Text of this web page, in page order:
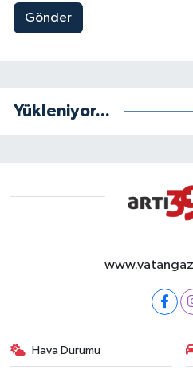
Gönder
Yükleniyor...
Hava Durumu